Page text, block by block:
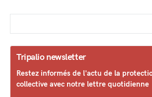
Tripalio newsletter
Restez informés de l'actu de la
collective avec notre lettre quotidienne